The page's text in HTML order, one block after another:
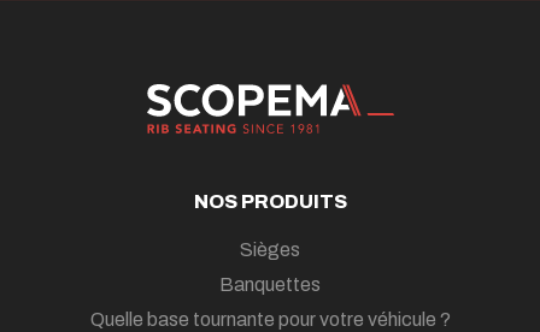
NOS PRODUITS
Sièges
Banquettes
Quelle base tournante pour votre véhicule ?